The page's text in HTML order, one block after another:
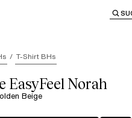
oder "Escape" um zur
T-Shirt BHs
EasyFeel Norah
Beige